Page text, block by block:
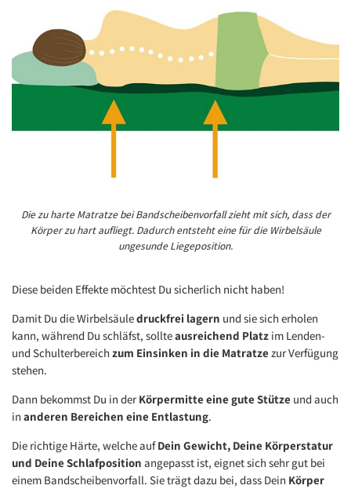
Die zu harte Matratze bei Bandscheibenvorfall zieht mit sich, dass der
Körper zu hart aufliegt. Dadurch entsteht eine für die Wirbelsäule
ungesunde Liegeposition.
Diese beiden Effekte möchtest Du sicherlich nicht haben!
Damit Du die Wirbelsäuledruckfrei lagern und sie sich erholen
kann, während Du schläfst, sollteausreichend Platz im Lenden-
und Schulterbereich zum Einsinken in die Matratzezur Verfügung
stehen.
Dann bekommst Du in der Körpermitte eine gute Stütze und auch
in anderen Bereichen eine Entlastung.
Die richtige Härte, welche aufDein Gewicht, Deine Körperstatur
und Deine Schlafposition angepasst ist, eignet sich sehr gut bei
einem Bandscheibenvorfall. Sie trägt dazu bei, dass Dein Körper